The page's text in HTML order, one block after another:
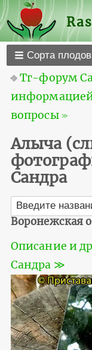
Сорта
⎆Тг-форум
информацией
вопросы ≫
Алыча
Сандра
Воронежская
Описание и
Сандра ≫